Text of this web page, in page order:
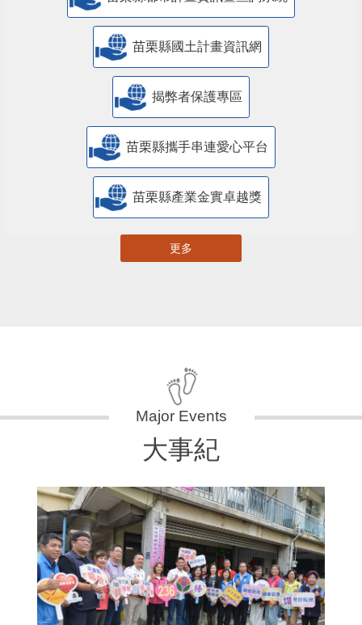
苗栗縣國土計畫資訊網
揭弊者保護專區
苗栗縣攜手串連愛心平台
苗栗縣產業金實卓越獎
更多
大事紀